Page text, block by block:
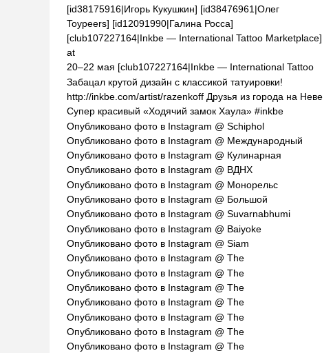
[id38175916|Игорь Кукушкин] [id38476961|Олег
Toypeers] [id12091990|Галина Росса]
[club107227164|Inkbe — International Tattoo Marketplace]
at
20–22 мая [club107227164|Inkbe — International Tattoo
Забацал крутой дизайн с классикой татуировки!
http://inkbe.com/artist/razenkoff Друзья из города на Неве
Супер красивый «Ходячий замок Хаула» #inkbe
Опубликовано фото в Instagram @ Schiphol
Опубликовано фото в Instagram @ Международный
Опубликовано фото в Instagram @ Кулинарная
Опубликовано фото в Instagram @ ВДНХ
Опубликовано фото в Instagram @ Монорельс
Опубликовано фото в Instagram @ Большой
Опубликовано фото в Instagram @ Suvarnabhumi
Опубликовано фото в Instagram @ Baiyoke
Опубликовано фото в Instagram @ Siam
Опубликовано фото в Instagram @ The
Опубликовано фото в Instagram @ The
Опубликовано фото в Instagram @ The
Опубликовано фото в Instagram @ The
Опубликовано фото в Instagram @ The
Опубликовано фото в Instagram @ The
Опубликовано фото в Instagram @ The